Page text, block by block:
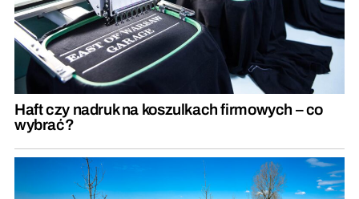
Haft czy nadruk na koszulkach firmowych – co
wybrać?